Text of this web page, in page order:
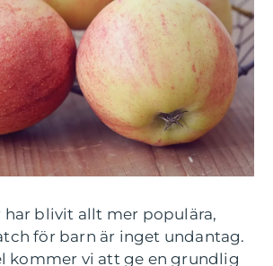
blivit allt mer populära,
för barn är inget undantag.
kommer vi att ge en grundlig